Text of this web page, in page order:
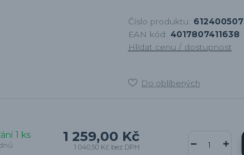
Číslo produktu: 612400507
EAN kód: 4017807411638
Hlídat cenu / dostupnost
Do oblíbených
1 259,00 Kč
1 040,50 Kč bez DPH
1 ks